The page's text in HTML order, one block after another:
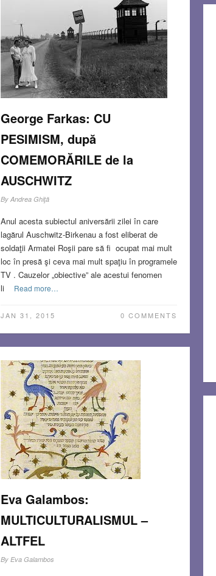
George Farkas: CU
PESIMISM, după
COMEMORĂRILE de la
AUSCHWITZ
By Andrea Ghiţă
Anul acesta subiectul aniversării zilei în care
lagărul Auschwitz-Birkenau a fost eliberat de
soldaţii Armatei Roşii pare să fi ocupat mai mult
loc în presă şi ceva mai mult spaţiu în programele
TV . Cauzelor „obiective” ale acestui fenomen
li
Read more…
JAN 31, 2015 0 COMMENTS
Eva Galambos:
MULTICULTURALISMUL –
ALTFEL
By Eva Galambos